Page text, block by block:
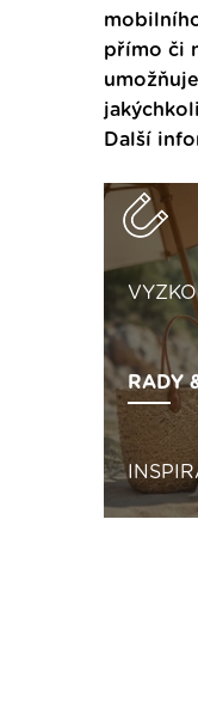
přímo či
Další
RADY
si vizualizaci